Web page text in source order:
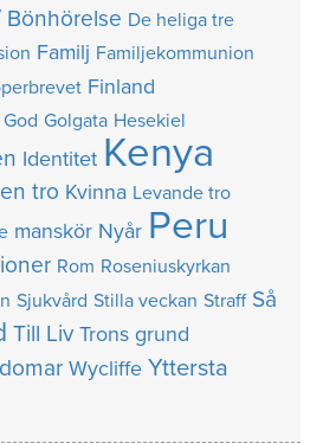
Bönhörelse De heliga tre
Familj Familjekommunion
Finland
God Golgata Hesekiel
Identitet Kenya
tro Kvinna Levande tro
manskör Nyår Peru
Rom Roseniuskyrkan
Sjukvård Stilla veckan Straff Så
Till Liv Trons grund
Wycliffe Yttersta